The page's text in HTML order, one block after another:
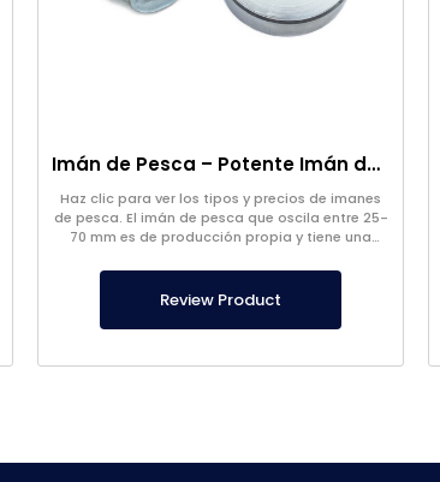
Imán de Pesca – Potente Imán de Rescate Marino
Haz clic para ver los tipos y precios de imanes
de pesca. El imán de pesca que oscila entre 25-
70 mm es de producción propia y tiene una
Review Product